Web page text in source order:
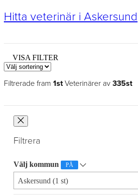
Hitta veterinär i Askersund
VISA FILTER
Filtrerade fram 1stVeterinärer av 335st
Filtrera
Välj kommun PÅ
Askersund (1 st)